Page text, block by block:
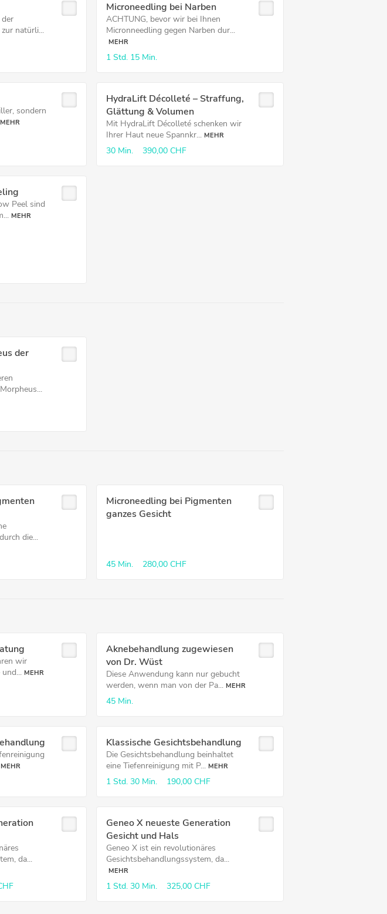
natürli...
Microneedling bei Narben
ACHTUNG, bevor wir bei Ihnen
Micronneedling gegen Narben dur...
MEHR
1 Std. 15 Min.
sondern
MEHR
HydraLift Décolleté – Straffung,
Glättung & Volumen
Mit HydraLift Décolleté schenken wir
Ihrer Haut neue Spannkr... MEHR
30 Min. 390,00 CHF
Peel sind
MEHR
der
die...
Microneedling bei Pigmenten
ganzes Gesicht
45 Min. 280,00 CHF
wir
MEHR
Aknebehandlung zugewiesen
von Dr. Wüst
Diese Anwendung kann nur gebucht
werden, wenn man von der Pa... MEHR
45 Min.
MEHR
Klassische Gesichtsbehandlung
Die Gesichtsbehandlung beinhaltet
eine Tiefenreinigung mit P... MEHR
1 Std. 30 Min. 190,00 CHF
da...
Geneo X neueste Generation
Gesicht und Hals
Geneo X ist ein revolutionäres
Gesichtsbehandlungssystem, da...
MEHR
1 Std. 30 Min. 325,00 CHF